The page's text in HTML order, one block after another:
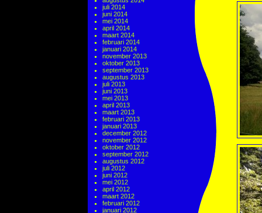
juli 2014
juni 2014
mei 2014
april 2014
maart 2014
februari 2014
januari 2014
november 2013
oktober 2013
september 2013
augustus 2013
juli 2013
juni 2013
mei 2013
april 2013
maart 2013
februari 2013
januari 2013
december 2012
november 2012
oktober 2012
september 2012
augustus 2012
juli 2012
juni 2012
mei 2012
april 2012
maart 2012
februari 2012
januari 2012